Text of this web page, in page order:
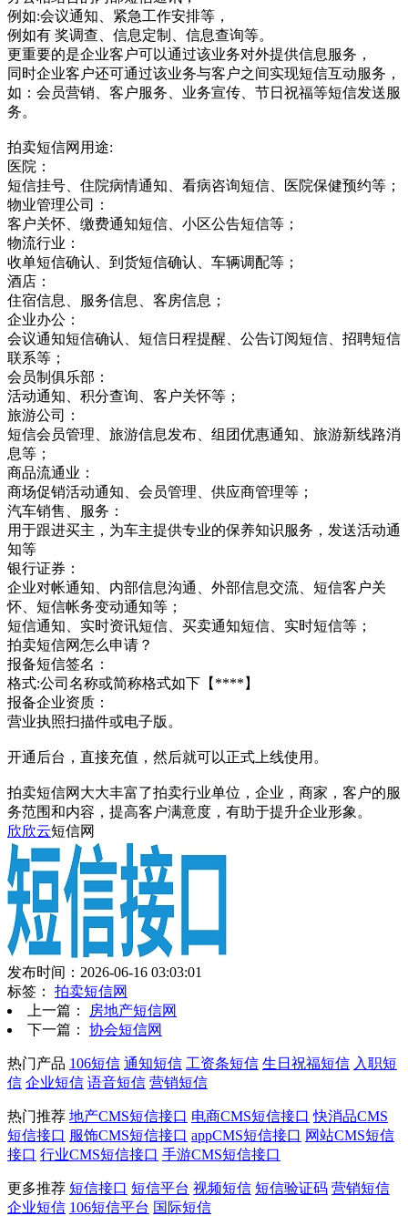
例如:会议通知、紧急工作安排等，
例如有 奖调查、信息定制、信息查询等。
更重要的是企业客户可以通过该业务对外提供信息服务，
同时企业客户还可通过该业务与客户之间实现短信互动服务，
如：会员营销、客户服务、业务宣传、节日祝福等短信发送服
务。
拍卖短信网用途:
医院：
短信挂号、住院病情通知、看病咨询短信、医院保健预约等；
物业管理公司：
客户关怀、缴费通知短信、小区公告短信等；
物流行业：
收单短信确认、到货短信确认、车辆调配等；
酒店：
住宿信息、服务信息、客房信息；
企业办公：
会议通知短信确认、短信日程提醒、公告订阅短信、招聘短信
联系等；
会员制俱乐部：
活动通知、积分查询、客户关怀等；
旅游公司：
短信会员管理、旅游信息发布、组团优惠通知、旅游新线路消
息等；
商品流通业：
商场促销活动通知、会员管理、供应商管理等；
汽车销售、服务：
用于跟进买主，为车主提供专业的保养知识服务，发送活动通
知等
银行证券：
企业对帐通知、内部信息沟通、外部信息交流、短信客户关
怀、短信帐务变动通知等；
短信通知、实时资讯短信、买卖通知短信、实时短信等；
拍卖短信网怎么申请？
报备短信签名：
格式:公司名称或简称格式如下【****】
报备企业资质：
营业执照扫描件或电子版。
开通后台，直接充值，然后就可以正式上线使用。
拍卖短信网大大丰富了拍卖行业单位，企业，商家，客户的服
务范围和内容，提高客户满意度，有助于提升企业形象。
欣欣云短信网
发布时间：2026-06-16 03:03:01
标签： 拍卖短信网
上一篇：
房地产短信网
下一篇： 协会短信网
热门产品 106短信 通知短信 工资条短信 生日祝福短信 入职短
信 企业短信 语音短信 营销短信
热门推荐 地产CMS短信接口 电商CMS短信接口 快消品CMS
短信接口 服饰CMS短信接口 appCMS短信接口 网站CMS短信
接口 行业CMS短信接口 手游CMS短信接口
更多推荐 短信接口 短信平台 视频短信 短信验证码 营销短信
企业短信 106短信平台 国际短信